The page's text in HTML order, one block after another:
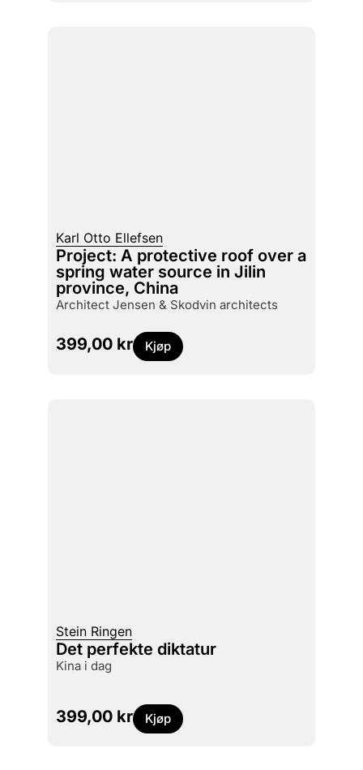
Karl Otto Ellefsen
Project: A protective roof over a
spring water source in Jilin
province, China
architect Jensen & Skodvin architects
399,00 kr Kjøp
Stein Ringen
Det perfekte diktatur
Kina i dag
399,00 kr Kjøp